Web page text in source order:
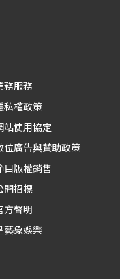
務服務
私權政策
站使用協定
位廣告與贊助政策
目版權銷售
開招標
方聲明
藝象娛樂